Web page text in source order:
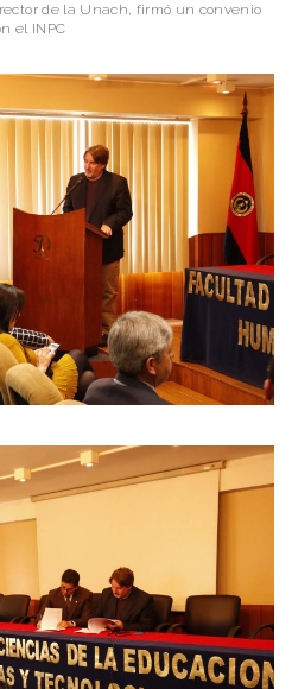
de la Unach, firmó un convenio
el INPC